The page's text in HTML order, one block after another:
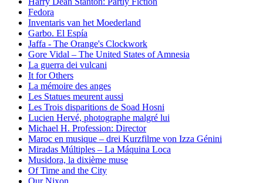
Fedora
Inventaris van het Moederland
Garbo. El Espía
Jaffa - The Orange's Clockwork
Gore Vidal – The United States of Amnesia
La guerra dei vulcani
It for Others
La mémoire des anges
Les Statues meurent aussi
Les Trois disparitions de Soad Hosni
Lucien Hervé, photographe malgré lui
Michael H. Profession: Director
Maroc en musique – drei Kurzfilme von Izza Génini
Miradas Múltiples – La Máquina Loca
Musidora, la dixième muse
Of Time and the City
Our Nixon